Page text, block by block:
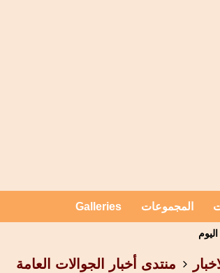
المجموعات Galleries
منتدى أخبار الجوالات العامة